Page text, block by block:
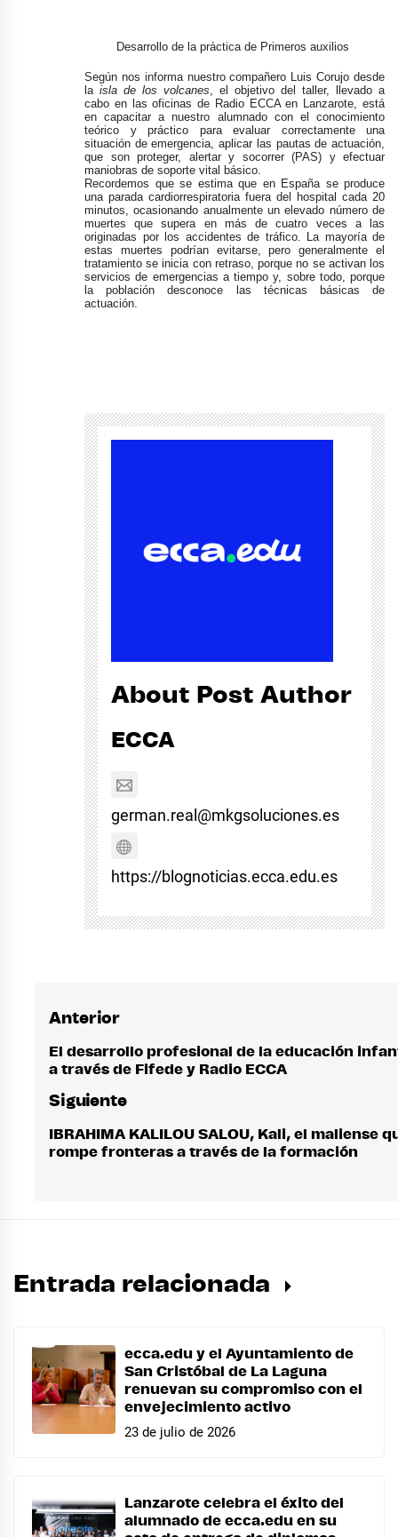
Desarrollo de la práctica de Primeros auxilios
Según nos informa nuestro compañero Luis Corujo desde
la isla de los volcanes , el objetivo del taller, llevado a
cabo en las oficinas de Radio ECCA en Lanzarote, está
en capacitar a nuestro alumnado con el conocimiento
teórico y práctico para evaluar correctamente una
situación de emergencia, aplicar las pautas de actuación,
que son proteger, alertar y socorrer (PAS) y efectuar
maniobras de soporte vital básico.
Recordemos que se estima que en España se produce
una parada cardiorrespiratoria fuera del hospital cada 20
minutos, ocasionando anualmente un elevado número de
muertes que supera en más de cuatro veces a las
originadas por los accidentes de tráfico. La mayoría de
estas muertes podrían evitarse, pero generalmente el
tratamiento se inicia con retraso, porque no se activan los
servicios de emergencias a tiempo y, sobre todo, porque
la población desconoce las técnicas básicas de
actuación.
About Post Author
ECCA
german.real@mkgsoluciones.es
https://blognoticias.ecca.edu.es
Navegación
de
Anterior
Entrada
El desarrollo profesional de la educación
a través de Fifede y Radio ECCA
Siguiente
Entrada
siguiente:
IBRAHIMA KALILOU SALOU, Kali, el maliense
rompe fronteras a través de la formación
Entrada relacionada
ecca.edu y el Ayuntamiento de
San Cristóbal de La Laguna
renuevan su compromiso con el
envejecimiento activo
23 de julio de 2026
Lanzarote celebra el éxito del
alumnado de ecca.edu en su